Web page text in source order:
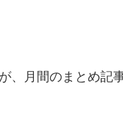
、月間のまとめ記